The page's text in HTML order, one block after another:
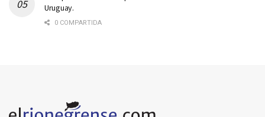
Uruguay.
0 COMPARTIDA